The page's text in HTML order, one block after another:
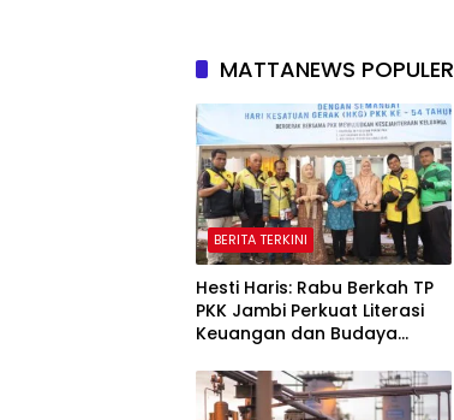
MATTANEWS POPULER
BERITA TERKINI
Hesti Haris: Rabu Berkah TP
PKK Jambi Perkuat Literasi
Keuangan dan Budaya